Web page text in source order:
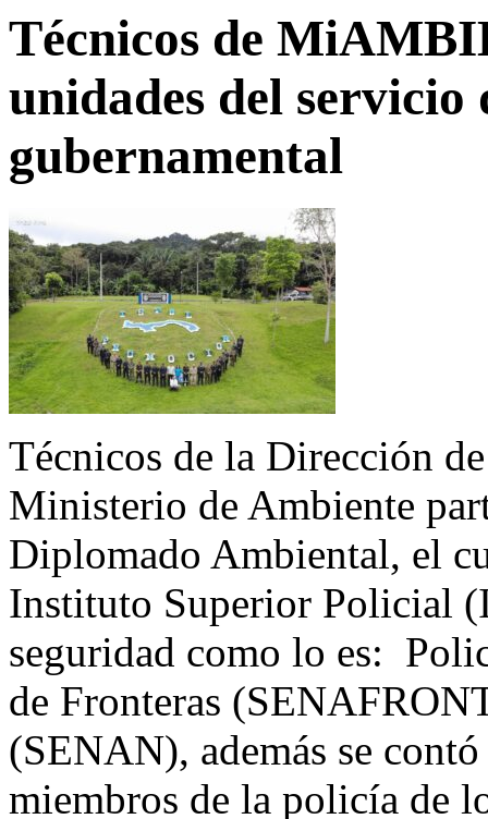
Técnicos de
unidades del servicio
gubernamental
Técnicos de la Dirección
Ministerio de Ambiente
Diplomado Ambiental, el
Instituto Superior Policial
seguridad como lo es:
de Fronteras
(SENAN), además se
miembros de la policía de